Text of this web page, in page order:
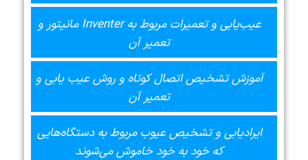
عیب‌یابی و تعمیرات مربوط به Inventer مانیتور و
تعمیر آن
آموزش تشخیص اتصال کوتاه و روش عیب یابی و
تعمیر آن
ایرادیابی و تشخیص عیوب مربوط به دستگاه‌هایی
که خود به خود خاموش می‌شوند